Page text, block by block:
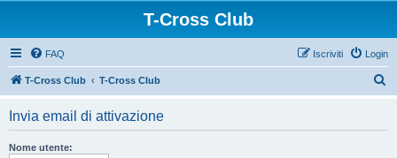
T-Cross Club
FAQ Login
Iscriviti
T-Cross Club T-Cross Club
Invia email di attivazione
Nome utente: